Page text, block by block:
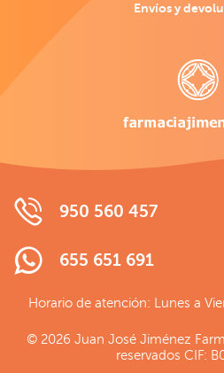
Envíos y
950 560 457
655 651 691
Horario de atención: Lunes a
© 2026 Juan José Jiménez
reservados CIF: